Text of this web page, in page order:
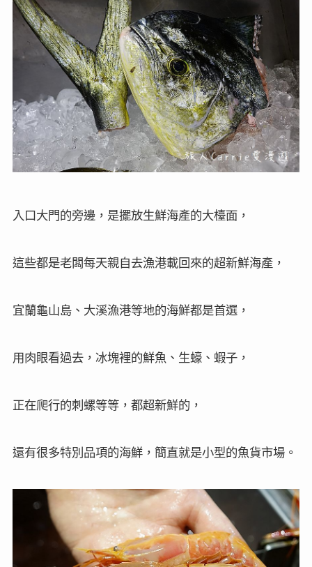
入口大門的旁邊，是擺放生鮮海產的大檯面，
這些都是老闆每天親自去漁港載回來的超新鮮海產，
宜蘭龜山島、大溪漁港等地的海鮮都是首選，
用肉眼看過去，冰塊裡的鮮魚、生蠔、蝦子，
正在爬行的刺螺等等，都超新鮮的，
還有很多特別品項的海鮮，簡直就是小型的魚貨市場。